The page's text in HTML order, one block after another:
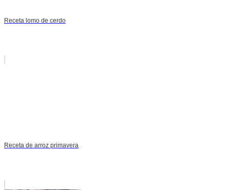
Receta lomo de cerdo
Receta de arroz primavera